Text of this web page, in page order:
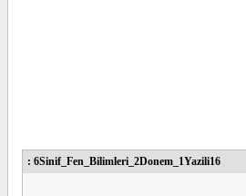
: 6Sinif_Fen_Bilimleri_2Donem_1Yazili16